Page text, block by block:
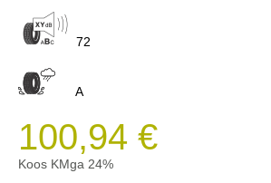
72
A
100,94 €
Koos KMga 24%